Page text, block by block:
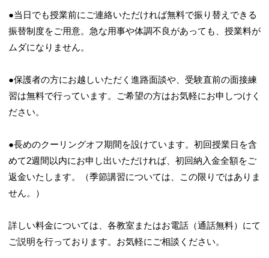
●当日でも授業前にご連絡いただければ無料で振り替えできる
振替制度をご用意。急な用事や体調不良があっても、授業料が
ムダになりません。
●保護者の方にお越しいただく進路面談や、受験直前の面接練
習は無料で行っています。ご希望の方はお気軽にお申しつけく
ださい。
●長めのクーリングオフ期間を設けています。初回授業日を含
めて2週間以内にお申し出いただければ、初回納入金全額をご
返金いたします。（季節講習については、この限りではありま
せん。）
詳しい料金については、各教室またはお電話（通話無料）にて
ご説明を行っております。お気軽にご相談ください。